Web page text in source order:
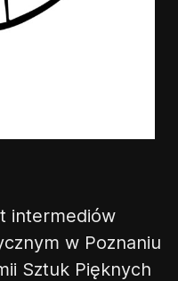
intermediów
w Poznaniu
Sztuk Pięknych